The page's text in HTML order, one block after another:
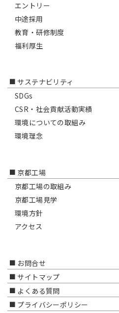
エントリー
中途採用
教育・研修制度
福利厚生
サステナビリティ
SDGs
CSR・社会貢献活動実績
環境についての取組み
環境理念
京都工場
京都工場の取組み
京都工場見学
環境方針
アクセス
お問合せ
サイトマップ
よくある質問
プライバシーポリシー